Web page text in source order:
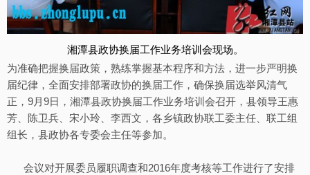
湘潭县政协换届工作业务培训会现场。
为准确把握换届政策，熟练掌握基本程序和方法，进一步严明换
届纪律，全面安排部署政协的换届工作，确保换届选举风清气
正，9月9日，湘潭县政协换届工作业务培训会召开，县领导王惠
芳、陈卫兵、宋小玲、李西文，各乡镇政协联工委主任、联工组
组长，县政协各专委会主任等参加。
会议对开展委员履职调查和2016年度考核等工作进行了安排